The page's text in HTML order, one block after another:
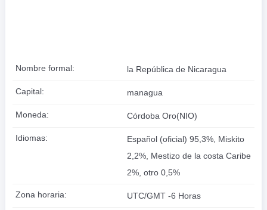
Nombre formal: la República de Nicaragua
Capital: managua
Moneda: Córdoba Oro(NIO)
Idiomas:
Español (oficial) 95,3%, Miskito
2,2%, Mestizo de la costa Caribe
2%, otro 0,5%
Zona horaria: UTC/GMT -6 Horas